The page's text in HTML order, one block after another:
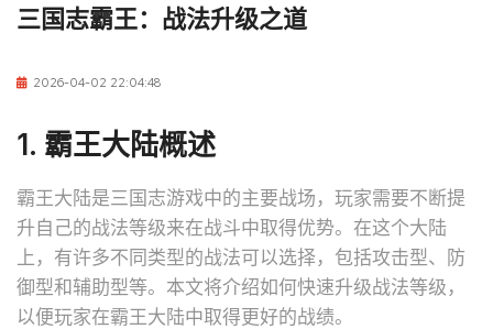
三国志霸王：战法升级之道
2026-04-02 22:04:48
1. 霸王大陆概述
霸王大陆是三国志游戏中的主要战场，玩家需要不断提
升自己的战法等级来在战斗中取得优势。在这个大陆
上，有许多不同类型的战法可以选择，包括攻击型、防
御型和辅助型等。本文将介绍如何快速升级战法等级，
以便玩家在霸王大陆中取得更好的战绩。